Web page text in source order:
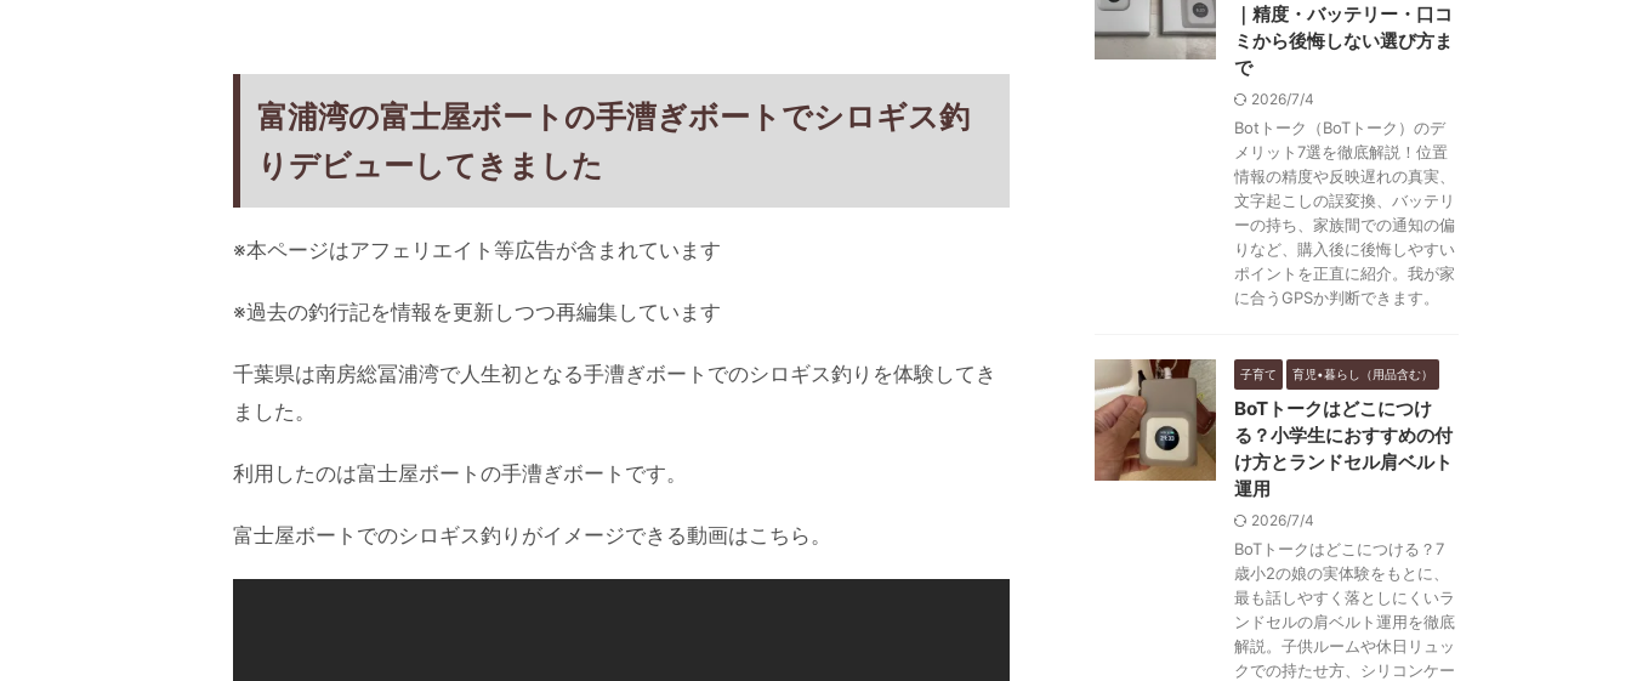
富浦湾の富士屋ボートの手漕ぎボートでシロギス釣
りデビューしてきました
※本ページはアフェリエイト等広告が含まれています
※過去の釣行記を情報を更新しつつ再編集しています
千葉県は南房総冨浦湾で人生初となる手漕ぎボートでのシロギス釣りを体験してき
ました。
利用したのは富士屋ボートの手漕ぎボートです。
富士屋ボートでのシロギス釣りがイメージできる動画はこちら。
｜精度・バッテリー・口コ
ミから後悔しない選び方ま
で
2026/7/4
Botトーク（BoTトーク）のデ
メリット7選を徹底解説！位置
情報の精度や反映遅れの真実、
文字起こしの誤変換、バッテリ
ーの持ち、家族間での通知の偏
りなど、購入後に後悔しやすい
ポイントを正直に紹介。我が家
に合うGPSか判断できます。
子育て 育児•暮らし（用品含む）
BoTトークはどこにつけ
る？小学生におすすめの付
け方とランドセル肩ベルト
運用
2026/7/4
BoTトークはどこにつける？7
歳小2の娘の実体験をもとに、
最も話しやすく落としにくいラ
ンドセルの肩ベルト運用を徹底
解説。子供ルームや休日リュッ
クでの持たせ方、シリコンケー